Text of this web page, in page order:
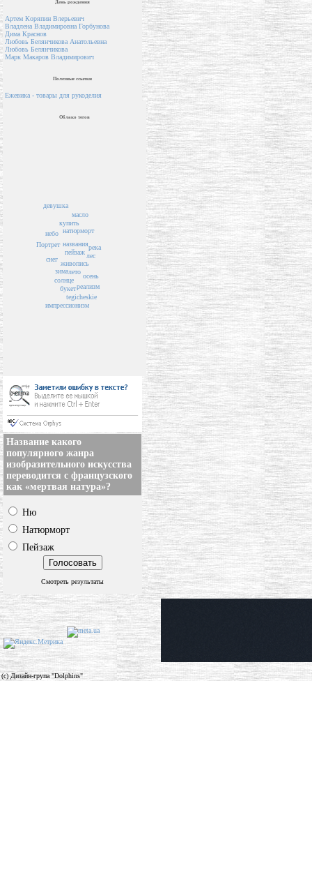
День рождения
Артем Коряпин Влерьевич
Владлена Владимировна Горбунова
Дима Краснов
Любовь Белянчикова Анатольевна
Любовь Белянчикова
Марк Макаров Владимирович
Полезные ссылки
Ежевика - товары для рукоделия
Облако тегов
пейзаж
названия
живопись
лето
натюрморт
купить
солнце
лес
зима
осень
букет
масло
река
снег
tegicheskie
реализм
небо
импрессионизм
Портрет
девушка
Название какого
популярного жанра
изобразительного искусства
переводится с французского
как «мертвая натура»?
Ню
Натюрморт
Пейзаж
Смотреть результаты
(c) Дизайн-група "Dolphins"